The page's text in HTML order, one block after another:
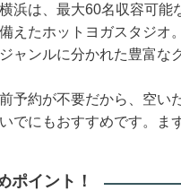
浜は、最大60名収容可
えたホットヨガスタジオ
ャンルに分かれた豊富な
予約が不要だから、空い
でにもおすすめです。ま
ポイント！